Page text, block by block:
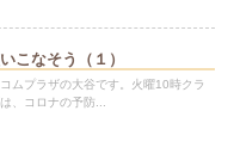
こなそう（１）
ムプラザの大谷です。火曜10時クラ
、コロナの予防...